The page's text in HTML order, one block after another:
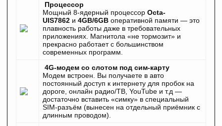
Процессор
Мощный 8-ядерный процессор Octa-
UIS7862 и 4GB/6GB оперативной памяти — это
плавность работы даже в требовательных
приложениях. Магнитола «не тормозит» и
прекрасно работает с большинством
современных программ.
4G-модем со слотом под сим-карту
Модем встроен. Вы получаете в авто
постоянный доступ к интернету для пробок на
дороге, онлайн радио/ТВ, YouTube и т.д —
достаточно вставить «симку» в специальный
SIM-разъём (вынесен на отдельный приёмник с
длинным проводом).